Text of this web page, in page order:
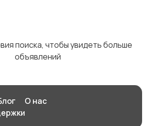
поиска, чтобы увидеть больше
объявлений
О нас